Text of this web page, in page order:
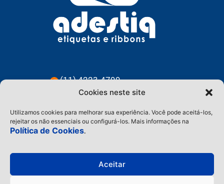
Cookies neste site
Utilizamos cookies para melhorar sua experiência. Você pode aceitá-los,
rejeitar os não essenciais ou configurá-los. Mais informações na
Política de Cookies.
Aceitar
(11) 4223-4799
(11) 91228-3583
contato@adestiq.com.br
@adestiq
Home